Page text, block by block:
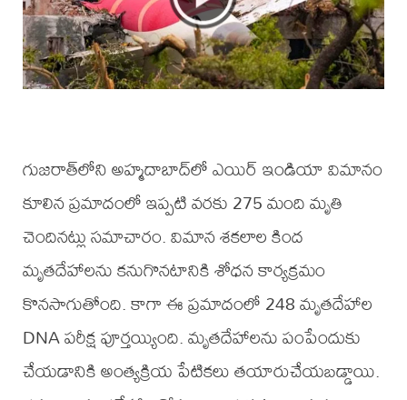
గుజరాత్‌లోని అహ్మదాబాద్‌లో ఎయిర్ ఇండియా విమానం
కూలిన ప్రమాదంలో ఇప్పటి వరకు 275 మంది మృతి
చెందినట్లు సమాచారం. విమాన శకలాల కింద
మృతదేహాలను కనుగొనటానికి శోధన కార్యక్రమం
కొనసాగుతోంది. కాగా ఈ ప్రమాదంలో 248 మృతదేహాల
DNA పరీక్ష పూర్తయ్యింది. మృతదేహాలను పంపేందుకు
చేయడానికి అంత్యక్రియ పేటికలు తయారుచేయబడ్డాయి.